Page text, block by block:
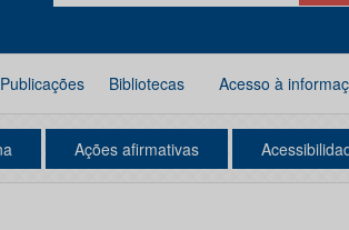
Publicações Bibliotecas Acesso à
Ações afirmativas